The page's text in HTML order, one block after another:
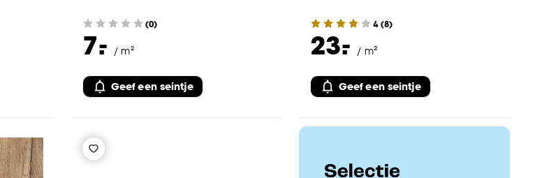
(0)
7.
- / m²
Geef een seintje
4(8)
23.
- / m²
Geef een seintje